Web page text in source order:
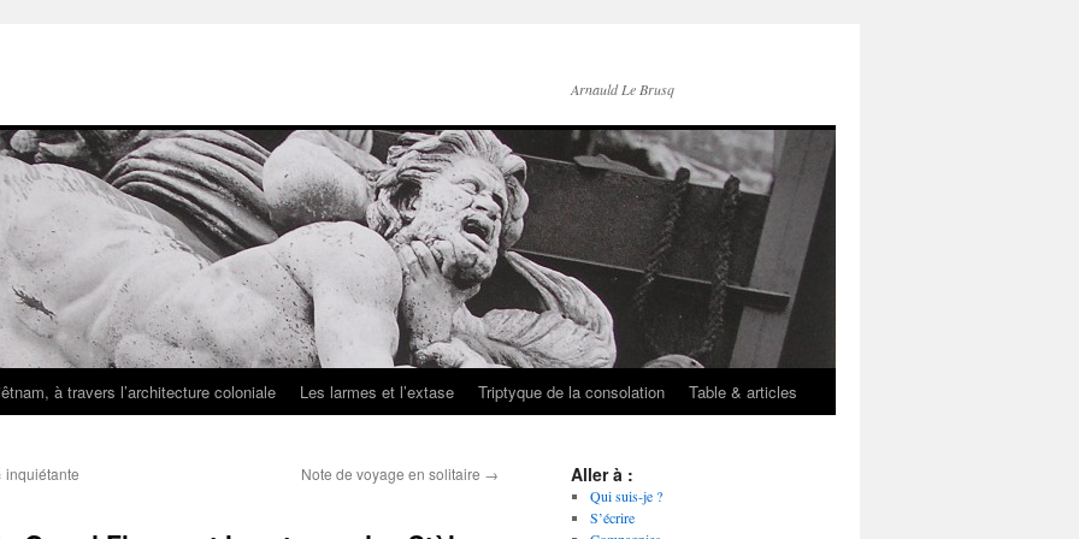
Arnauld Le Brusq
à travers l’architecture coloniale Les larmes et l’extase Triptyque de la consolation Table & articles
inquiétante
Note de voyage en solitaire → Aller à :
Qui suis-je ?
S’écrire